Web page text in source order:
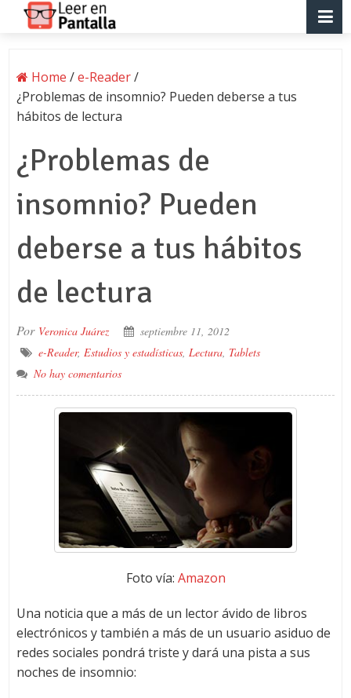
Home /e-Reader/
¿Problemas de insomnio? Pueden deberse a tus
hábitos de lectura
¿Problemas de
insomnio? Pueden
deberse a tus hábitos
de lectura
Por Veronica Juárez
septiembre 11, 2012
e-Reader, Estudios y estadísticas, Lectura, Tablets
No hay comentarios
Foto vía: Amazon
Una noticia que a más de un lector ávido de libros
electrónicos y también a más de un usuario asiduo de
redes sociales pondrá triste y dará una pista a sus
noches de insomnio: